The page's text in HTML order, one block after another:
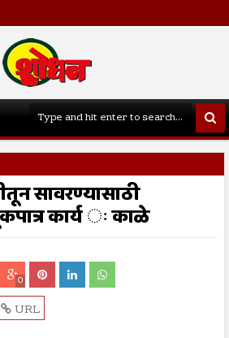
सावरण्यासाठी
कार्य ः काळे
0
URL